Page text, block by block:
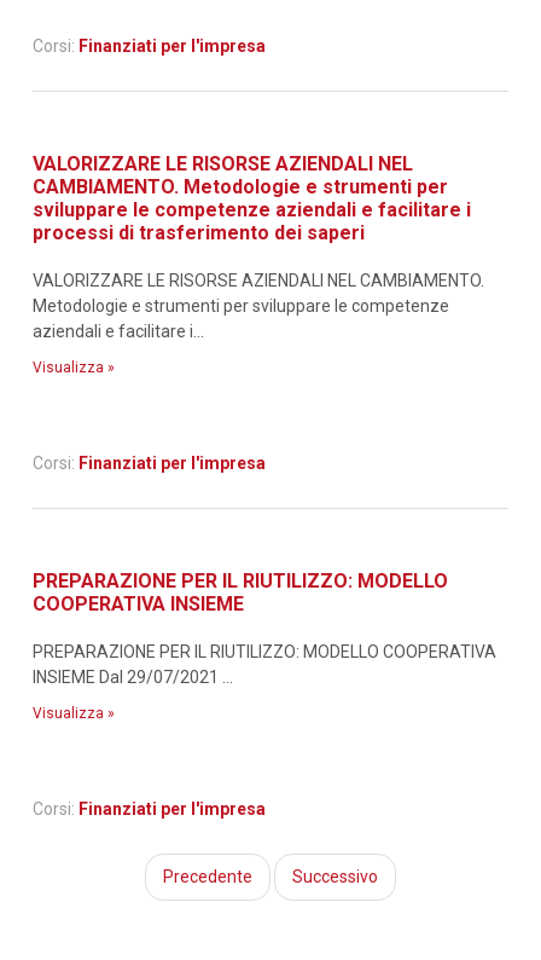
Corsi: Finanziati per l'impresa
VALORIZZARE LE RISORSE AZIENDALI NEL
CAMBIAMENTO. Metodologie e strumenti per
sviluppare le competenze aziendali e facilitare i
processi di trasferimento dei saperi
VALORIZZARE LE RISORSE AZIENDALI NEL CAMBIAMENTO.
Metodologie e strumenti per sviluppare le competenze
aziendali e facilitare i...
Visualizza »
Corsi: Finanziati per l'impresa
PREPARAZIONE PER IL RIUTILIZZO: MODELLO
COOPERATIVA INSIEME
PREPARAZIONE PER IL RIUTILIZZO: MODELLO COOPERATIVA
INSIEME Dal 29/07/2021 ...
Visualizza »
Corsi: Finanziati per l'impresa
Precedente Successivo